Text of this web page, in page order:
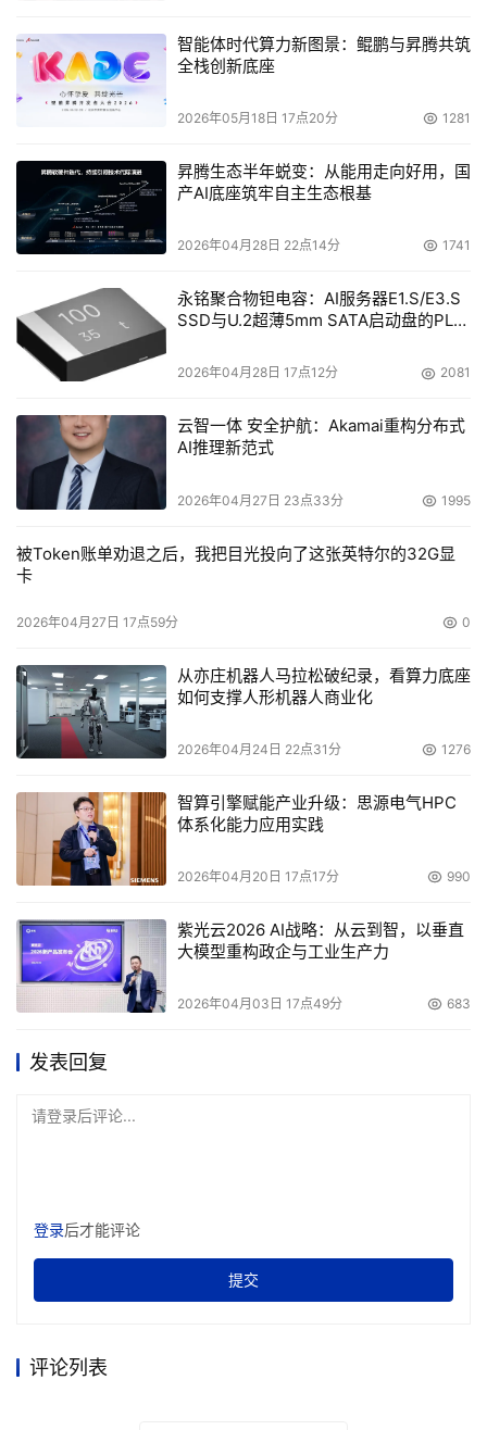
智能体时代算力新图景：鲲鹏与昇腾共筑
全栈创新底座
2026年05月18日 17点20分 1281
昇腾生态半年蜕变：从能用走向好用，国
产AI底座筑牢自主生态根基
2026年04月28日 22点14分 1741
永铭聚合物钽电容：AI服务器E1.S/E3.S
SSD与U.2超薄5mm SATA启动盘的PLP
2026年04月28日 17点12分 2081
云智一体 安全护航：Akamai重构分布式
AI推理新范式
2026年04月27日 23点33分 1995
被Token账单劝退之后，我把目光投向了这张英特尔的32G显
卡
2026年04月27日 17点59分 0
从亦庄机器人马拉松破纪录，看算力底座
如何支撑人形机器人商业化
2026年04月24日 22点31分 1276
智算引擎赋能产业升级：思源电气HPC
体系化能力应用实践
2026年04月20日 17点17分 990
紫光云2026 AI战略：从云到智，以垂直
大模型重构政企与工业生产力
2026年04月03日 17点49分 683
发表回复
请登录后评论...
登录后才能评论
提交
评论列表